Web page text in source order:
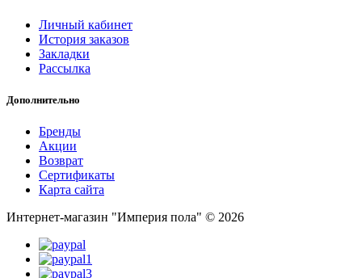
Личный кабинет
История заказов
Закладки
Рассылка
Дополнительно
Бренды
Акции
Возврат
Сертификаты
Карта сайта
Интернет-магазин "Империя пола" © 2026